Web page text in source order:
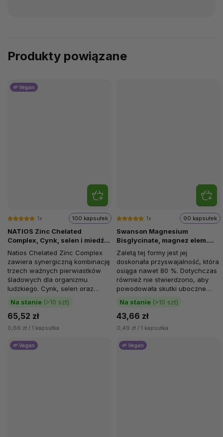
Produkty powiązane
🌱 Vegan
NATIOS Zinc Chelated
Complex, Cynk, selen i miedź,
25 mg, 100 kapsułek
wegańskich
1x
Na stanie (>10 szt)
100 kapsułek
65,52 zł
0,66 zł / 1 kapsułka
Natios Chelated Zinc Complex
zawiera synergiczną kombinację
trzech ważnych pierwiastków
śladowych dla organizmu
ludzkiego. Cynk, selen oraz
miedź są najczęściej cenione
za...
Swanson Magnesium
Bisglycinate, magnez elem.
133 mg, 90 kapsułek
1x
Na stanie (>10 szt)
90 kapsułek
43,66 zł
0,49 zł / 1 kapsułka
Zaletą tej formy jest jej
doskonała przyswajalność, która
osiąga nawet 80 %. Dotychczas
również nie stwierdzono, aby
powodowała skutki uboczne
nawet przy wyższych...
🌱 Vegan 🌱 Vegan